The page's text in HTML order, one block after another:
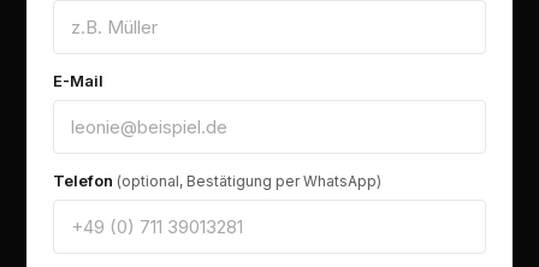
E-Mail
Telefon (optional, Bestätigung per WhatsApp)